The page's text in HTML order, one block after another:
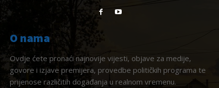
O nama
Ovdje ćete pronaći najnovije vijesti, objave za medije,
govore i izjave premijera, provedbe političkih programa te
prijenose različitih događanja u realnom vremenu.